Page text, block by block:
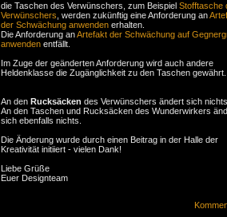
die Taschen des Verwünschers, zum Beispiel Stofftasche
Verwünschers , werden zukünftig eine Anforderung an
der Schwächung anwenden erhalten.
Die Anforderung anArtefakt der Schwächung auf
anwenden entfällt.
Im Zuge der geänderten Anforderung wird auch andere
Heldenklasse die Zugänglichkeit zu den Taschen gewährt.
An den Rucksäcken des Verwünschers ändert sich
An den Taschen und Rucksäcken des Wunderwirkers
sich ebenfalls nichts.
Die Änderung wurde durch einen Beitrag in der Halle der
Kreativität initiiert - vielen Dank!
Liebe Grüße
Euer Designteam